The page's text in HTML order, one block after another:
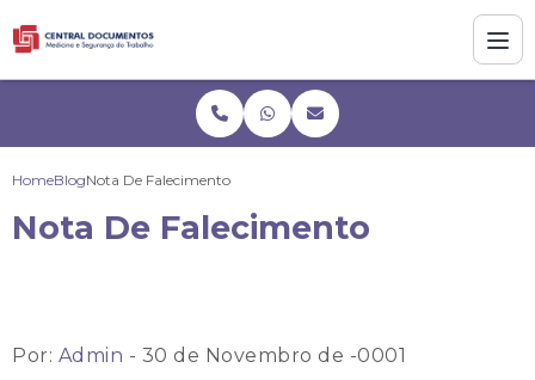
HomeBlogNota De Falecimento
Nota De Falecimento
Por: Admin - 30 de Novembro de -0001